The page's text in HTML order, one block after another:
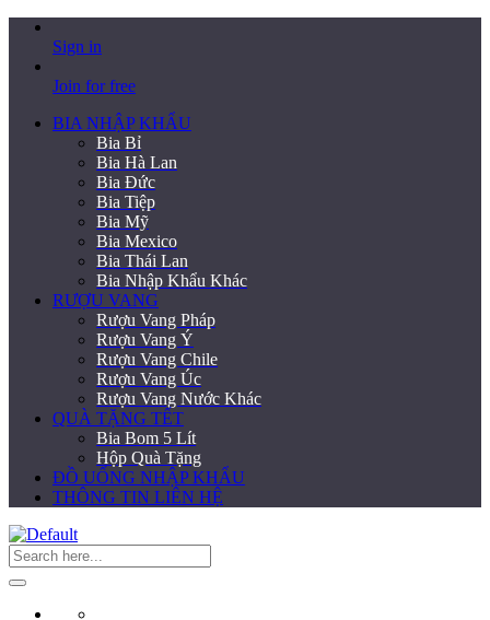
Sign in
Join for free
BIA NHẬP KHẨU
Bia Bỉ
Bia Hà Lan
Bia Đức
Bia Tiệp
Bia Mỹ
Bia Mexico
Bia Thái Lan
Bia Nhập Khẩu Khác
RƯỢU VANG
Rượu Vang Pháp
Rượu Vang Ý
Rượu Vang Chile
Rượu Vang Úc
Rượu Vang Nước Khác
QUÀ TẶNG TẾT
Bia Bom 5 Lít
Hộp Quà Tặng
ĐỒ UỐNG NHẬP KHẨU
THÔNG TIN LIÊN HỆ